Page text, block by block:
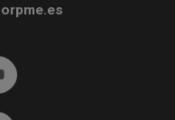
en ventana nueva)
(abre en ventana nueva)
Ir a YouTube (abre en